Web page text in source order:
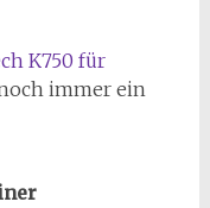
K750 für
immer ein